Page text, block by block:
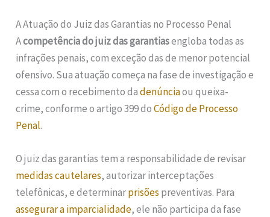
A Atuação do Juiz das Garantias no Processo Penal
Acompetência do juiz das garantiasengloba todas as
infrações penais, com exceção das de menor potencial
ofensivo. Sua atuação começa na fase de investigação e
cessa com o recebimento dadenúnciaou queixa-
crime, conforme o artigo 399 doCódigo de Processo
Penal.
O juiz das garantias tem a responsabilidade de revisar
medidas cautelares, autorizar interceptações
telefônicas, e determinarprisões preventivas. Para
assegurar a imparcialidade, ele não participa da fase